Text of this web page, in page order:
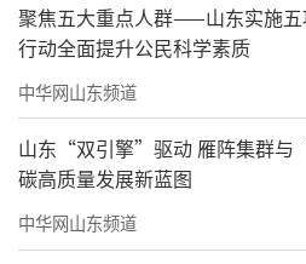
聚焦五大重点人群——山东实施
行动全面提升公民科学素质
中华网山东频道
山东“双引擎”驱动 雁阵集群
碳高质量发展新蓝图
中华网山东频道